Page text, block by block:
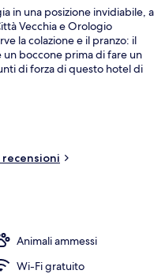
in una posizione invidiabile, a
Vecchia e Orologio
la colazione e il pranzo: il
boccone prima di fare un
di forza di questo hotel di
il personale gentile della
Stazione metro di
metro di Namesti Republiky
recensioni
Animali ammessi
Wi-Fi gratuito